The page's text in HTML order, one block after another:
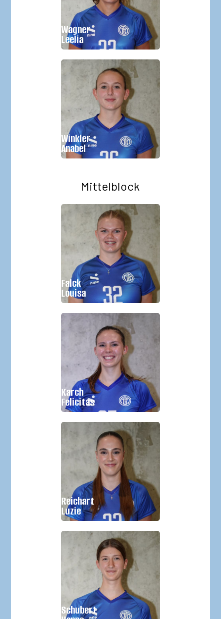
Wagner
Leelia
Geburtsjahr: 2010
Größe:
Im Verein seit: 2022
Winkler
Anabel
Geburtsjahr: 2010
Größe:
Im Verein seit: 2024
Mittelblock
Falck
Louisa
Geburtsjahr: 2010
Größe:
Im Verein seit: 2022
Karch
Felicitas
Geburtsjahr: 2010
Größe:
Im Verein seit: 2022
Reichart
Luzie
Geburtsjahr: 2010
Größe:
Im Verein seit: 2023
Schubert
Geburtsjahr: 2009
Größe:
Im Verein seit: 2024